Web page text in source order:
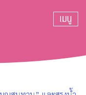
เมนู